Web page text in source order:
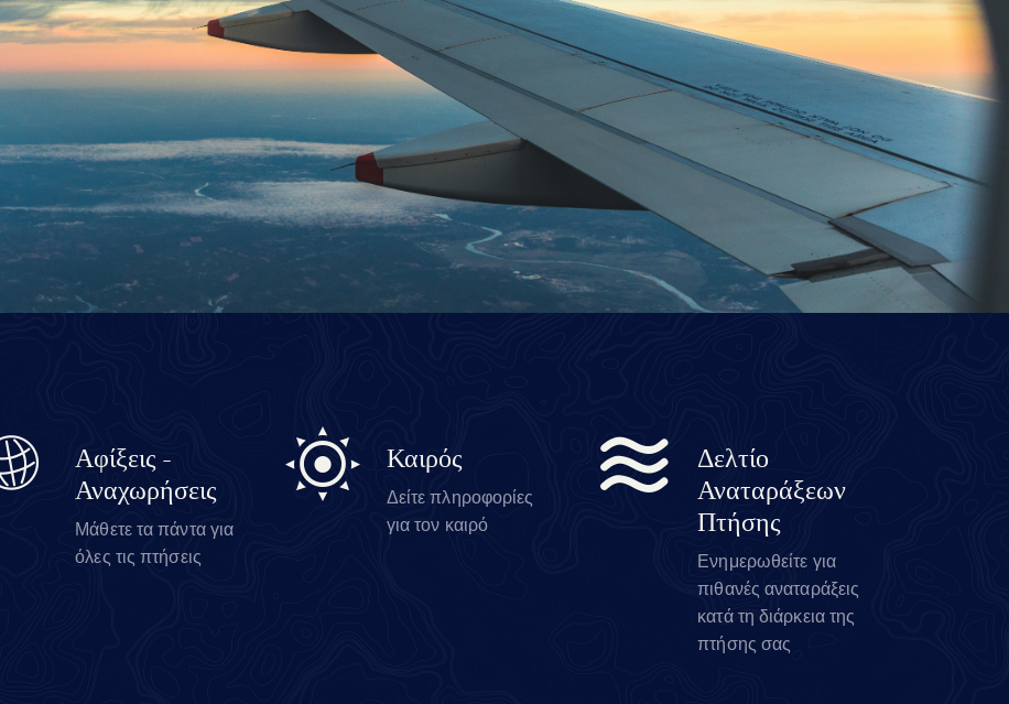
Αφίξεις -
Αναχωρήσεις
Μάθετε τα πάντα για
όλες τις πτήσεις
Καιρός
Δείτε πληροφορίες
για τον καιρό
Δελτίο
Αναταράξεων
Πτήσης
Ενημερωθείτε για
πιθανές αναταράξεις
κατά τη διάρκεια της
πτήσης σας